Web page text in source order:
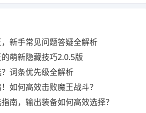
新手常见问题答疑全解析
萌新隐藏技巧2.0.5版
词条优先级全解析
如何高效击败魔王战斗？
南，输出装备如何高效选择？